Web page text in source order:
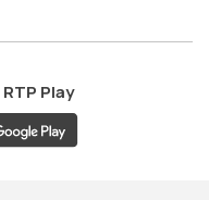
RTP Play